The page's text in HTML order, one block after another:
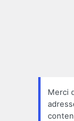
oublié
Merci